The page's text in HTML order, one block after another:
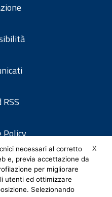
RSS
Policy
privacy
X
necessari al corretto
e, previa accettazione da
per migliorare
utenti ed ottimizzare
Selezionando